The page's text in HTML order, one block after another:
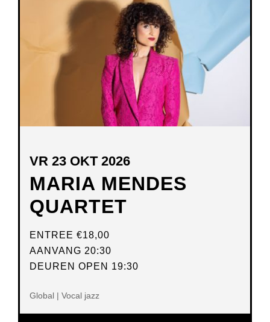
NIEUW
VENSTER
MARIA MENDES
QUARTET
VR 23 OKT 2026
ENTREE €18,00
AANVANG 20:30
DEUREN OPEN 19:30
Global | Vocal jazz